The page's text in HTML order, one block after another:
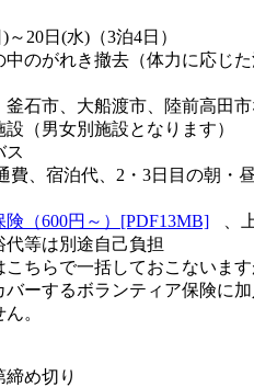
20日(水)（3泊4日）
のがれき撤去（体力に応じ
石市、大船渡市、陸前高田
（男女別施設となります）
ス
費、宿泊代、2・3日目の朝・
（600円～）[PDF13MB]
、
等は別途自己負担
ちらで一括しておこないま
ーするボランティア保険に
。
め切り